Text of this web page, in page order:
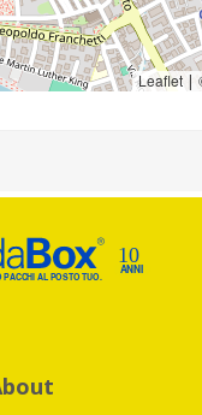
Leaflet |